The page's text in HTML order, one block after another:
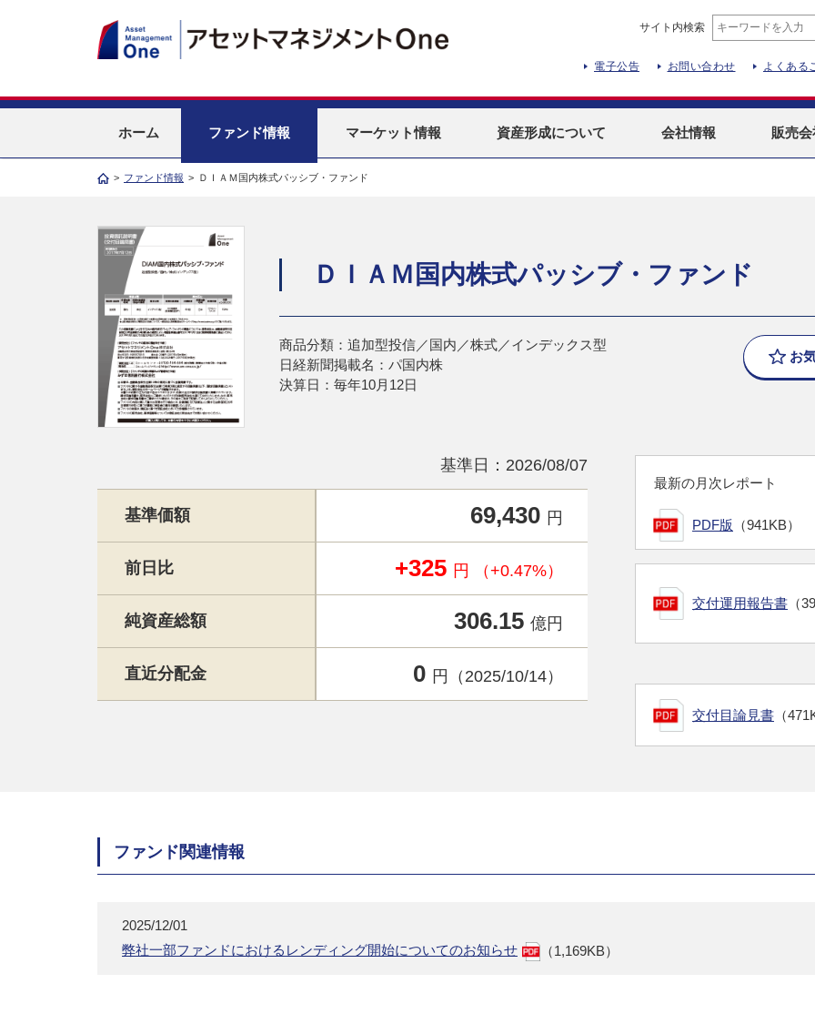
サイト内検索
電子公告 お問い合わせ よくある
ホーム ファンド情報 マーケット情報 資産形成について 会社情報 販売
> ファンド情報 > ＤＩＡＭ国内株式パッシブ・ファンド
ＤＩＡＭ国内株式パッシブ・ファンド
商品分類：追加型投信／国内／株式／インデックス型
日経新聞掲載名：パ国内株
決算日：毎年10月12日
お
基準日：2026/08/07
基準価額 69,430 円
前日比 +325 円 （+0.47%）
純資産総額 306.15 億円
直近分配金 0 円（2025/10/14）
最新の月次レポート
PDF版 （941KB）
交付運用報告書 （
交付目論見書 （
ファンド関連情報
2025/12/01
弊社一部ファンドにおけるレンディング開始についてのお知らせ
（1,169KB）